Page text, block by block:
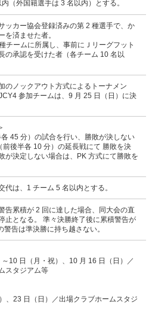
（外国籍選手は 3 名以内）とする。
ッカー協会登録済みの第 2 種選手で、か
を済ませた者。
チームに所属し、事前にＪリーグフット
の承認を受けた者（各チーム 10 名以
のノックアウト方式によるトーナメン
参加チームは、9 月 25 日（日）に決
45 分）の試合を行い、勝敗が決しない
前後半各 10 分）の延長戦にて 勝敗を決
が決定しない場合は、PK 方式にて勝敗を
代は、1 チーム 5 名以内とする。
告累積が 2 回に達した場合、同大会の直
止となる。 準々決勝終了後に累積警告が
警告は準決勝に持ち越さない。
10 日（月・祝）、10 月 16 日（日）／
スタジアム等
、23 日（日）／出場クラブホームスタジ